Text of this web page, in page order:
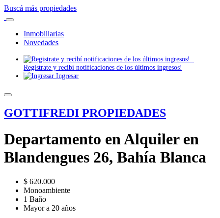
Buscá más propiedades
Inmobiliarias
Novedades
Registrate y recibí notificaciones de los últimos ingresos!
Ingresar
GOTTIFREDI PROPIEDADES
Departamento en Alquiler en
Blandengues 26, Bahía Blanca
$ 620.000
Monoambiente
1 Baño
Mayor a 20 años